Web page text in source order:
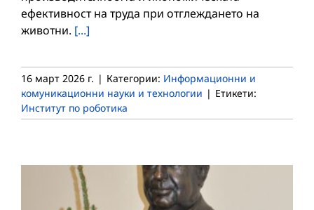
ефективност на труда при отглеждането на
животни. [...]
16 март 2026 г. | Категории: Информационни и
комуникационни науки и технологии | Етикети:
Институт по роботика